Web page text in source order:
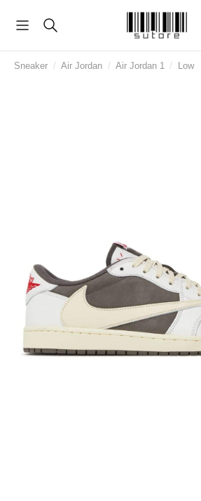
Sneaker / Air Jordan / Air Jordan 1 / Low